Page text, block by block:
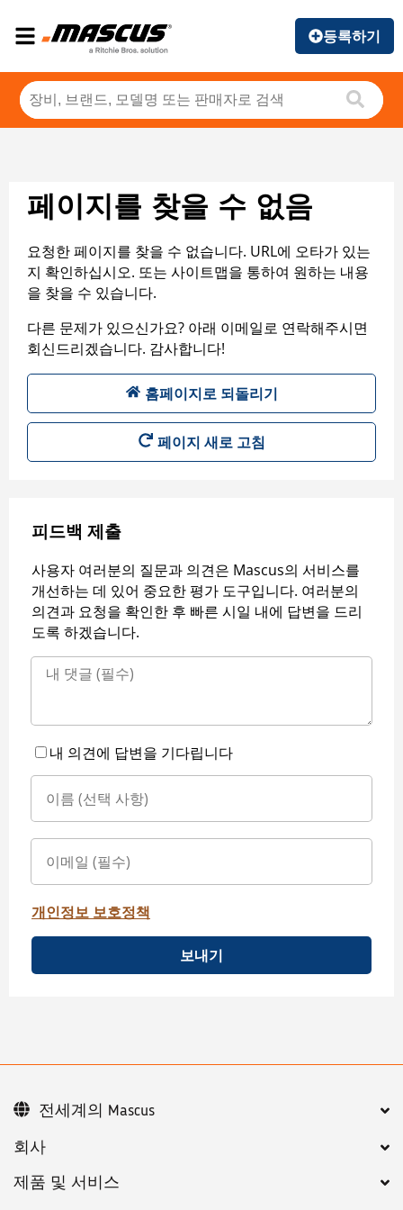
등록하기
페이지를 찾을 수 없음
요청한 페이지를 찾을 수 없습니다. URL에 오타가 있는
지 확인하십시오. 또는 사이트맵을 통하여 원하는 내용
을 찾을 수 있습니다.
다른 문제가 있으신가요? 아래 이메일로 연락해주시면
회신드리겠습니다. 감사합니다!
홈페이지로 되돌리기
페이지 새로 고침
피드백 제출
사용자 여러분의 질문과 의견은 Mascus의 서비스를
개선하는 데 있어 중요한 평가 도구입니다. 여러분의
의견과 요청을 확인한 후 빠른 시일 내에 답변을 드리
도록 하겠습니다.
내 의견에 답변을 기다립니다
개인정보 보호정책
보내기
회사
제품 및 서비스
전세계의 Mascus